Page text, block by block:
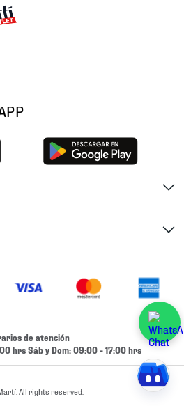
Marketplace
de atención
hrs Sáb y Dom: 09:00 - 17:00 hrs
All rights reserved.